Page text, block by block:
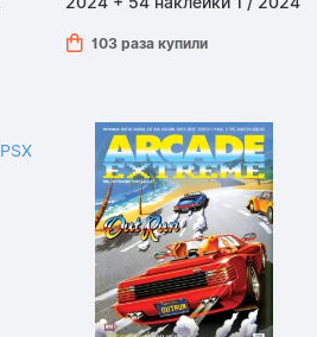
103 раза купили